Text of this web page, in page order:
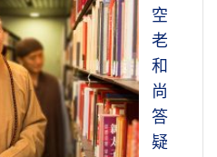
空
老
和
尚
答
疑